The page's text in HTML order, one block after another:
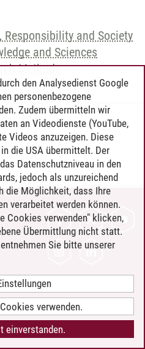
Responsibility and Society
and Sciences
Methods
den Analysedienst Google
personenbezogene
Zudem übermitteln wir
an Videodienste (YouTube,
Videos anzuzeigen. Diese
die USA übermittelt. Der
Datenschutzniveau in den
jedoch als unzureichend
die Möglichkeit, dass Ihre
verarbeitet werden können.
Cookies verwenden" klicken,
Übermittlung nicht statt.
Sie bitte unserer
verwenden.
einverstanden.